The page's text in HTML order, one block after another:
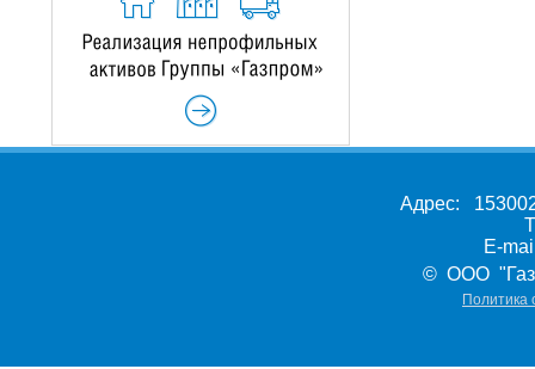
Адрес:
E-
© ООО
Политика